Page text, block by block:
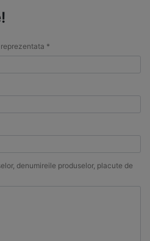
*
denumireile produselor, placute de